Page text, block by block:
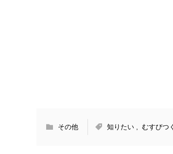
その他 知りたい むすびつく